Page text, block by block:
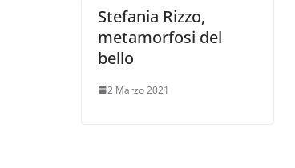
Stefania Rizzo,
metamorfosi del
bello
2 Marzo 2021